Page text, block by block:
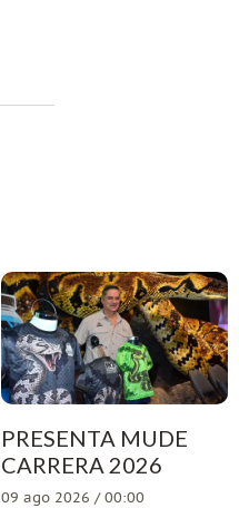
PRESENTA MUDE
CARRERA 2026
09 ago 2026 / 00:00